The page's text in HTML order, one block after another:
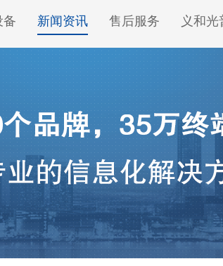
备 新闻资讯 售后服务 义和光